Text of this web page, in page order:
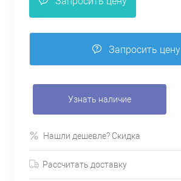
Запросить цену
Узнать наличие
Нашли дешевле? Скидка
Рассчитать доставку